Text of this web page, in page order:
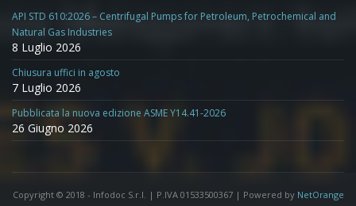
API STD 610:2026 – Centrifugal Pumps for Petroleum, Petrochemical and
Natural Gas Industries
8 Luglio 2026
Chiusura uffici in agosto
7 Luglio 2026
Pubblicata la nuova edizione ASME Y14.41-2026
26 Giugno 2026
Copyright © 2018 - Infodoc S.r.l. | P.IVA 01533500367 | Powered by NetOrange